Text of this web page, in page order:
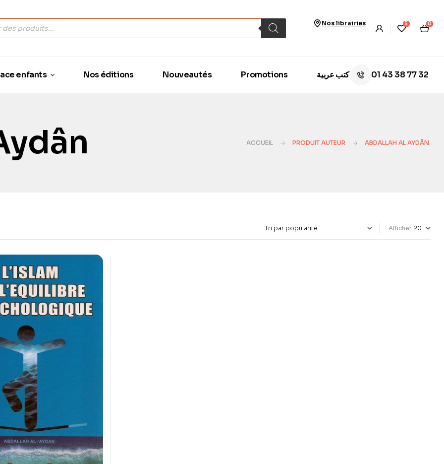
Nos librairies 5 0
enfants Nos éditions Nouveautés Promotions كتب عربية 01 43 38 77 32
ACCUEIL PRODUIT AUTEUR ABDALLAH AL AYDÂN
Afficher